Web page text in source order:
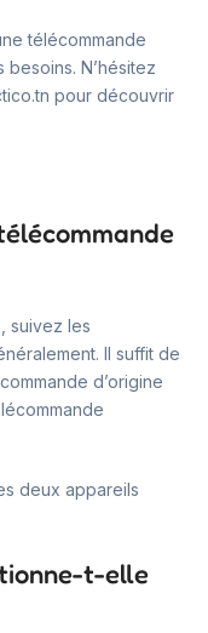
télécommande
N’hésitez
pour découvrir
suivez les
Il suffit de
d’origine
deux appareils
t-elle